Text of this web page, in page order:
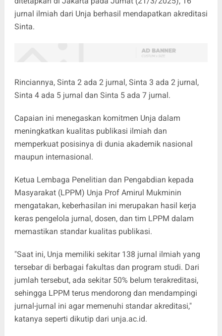
jurnal ilmiah dari Unja berhasil mendapatkan akreditasi
Sinta.
Rinciannya, Sinta 2 ada 2 jurnal, Sinta 3 ada 2 jurnal,
Sinta 4 ada 5 jurnal dan Sinta 5 ada 7 jurnal.
Capaian ini menegaskan komitmen Unja dalam
meningkatkan kualitas publikasi ilmiah dan
memperkuat posisinya di dunia akademik nasional
maupun internasional.
Ketua Lembaga Penelitian dan Pengabdian kepada
Masyarakat (LPPM) Unja Prof Amirul Mukminin
mengatakan, keberhasilan ini merupakan hasil kerja
keras pengelola jurnal, dosen, dan tim LPPM dalam
memastikan standar kualitas publikasi.
"Saat ini, Unja memiliki sekitar 138 jurnal ilmiah yang
tersebar di berbagai fakultas dan program studi. Dari
jumlah tersebut, ada sekitar 50% belum terakreditasi,
sehingga LPPM terus mendorong dan mendampingi
jurnal-jurnal ini agar memenuhi standar akreditasi,"
katanya seperti dikutip dari unja.ac.id.